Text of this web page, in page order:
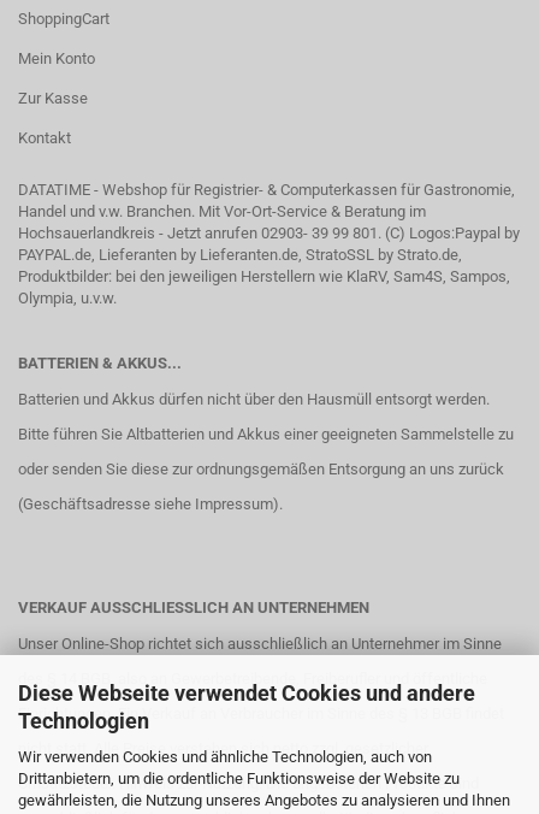
Diese Webseite verwendet Cookies und andere
Technologien
Wir verwenden Cookies und ähnliche Technologien, auch von
Drittanbietern, um die ordentliche Funktionsweise der Website zu
gewährleisten, die Nutzung unseres Angebotes zu analysieren und Ihnen
ShoppingCart
Mein Konto
Zur Kasse
Kontakt
DATATIME - Webshop für Registrier- & Computerkassen für Gastronomie,
Handel und v.w. Branchen. Mit Vor-Ort-Service & Beratung im
Hochsauerlandkreis - Jetzt anrufen 02903- 39 99 801. (C) Logos:Paypal by
PAYPAL.de, Lieferanten by Lieferanten.de, StratoSSL by Strato.de,
Produktbilder: bei den jeweiligen Herstellern wie KlaRV, Sam4S, Sampos,
Olympia, u.v.w.
BATTERIEN & AKKUS...
Batterien und Akkus dürfen nicht über den Hausmüll entsorgt werden.
Bitte führen Sie Altbatterien und Akkus einer geeigneten Sammelstelle zu
oder senden Sie diese zur ordnungsgemäßen Entsorgung an uns zurück
(Geschäftsadresse siehe Impressum).
VERKAUF AUSSCHLIESSLICH AN UNTERNEHMEN
Unser Online-Shop richtet sich ausschließlich an Unternehmer im Sinne
Einrichtungen. Ein Verkauf an Verbraucher im Sinne des § 13 BGB findet
nicht statt. Alle Preise verstehen sich netto zzgl. gesetzlicher
Umsatzsteuer. Hinweis zur Nutzung: Die angebotenen Produkte sind